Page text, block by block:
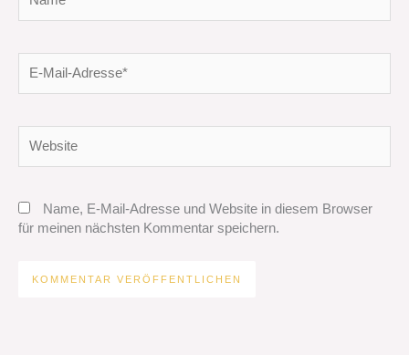
Mail-
Name, E-Mail-Adresse und Website in diesem Browser
für meinen nächsten Kommentar speichern.